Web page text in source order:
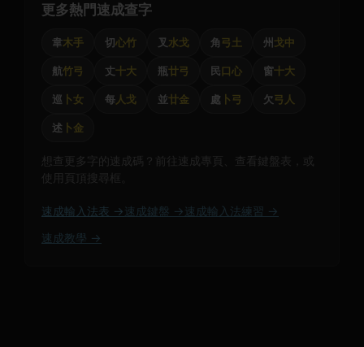
更多熱門速成查字
韋木手 切心竹 叉 水戈 角弓土 州 戈中
航竹弓 丈十大 瓶廿弓 民口心 窗十大
巡 卜女 每人戈 並廿金 處 卜弓 欠弓人
述 卜金
想查更多字的速成碼？前往速成專頁、查看鍵盤表，或
使用頁頂搜尋框。
速成輸入法表 → 速成鍵盤 → 速成輸入法練習 →
速成教學 →